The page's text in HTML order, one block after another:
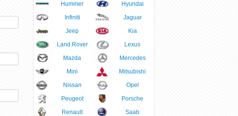
Hummer
Hyundai
Infiniti
Jaguar
Jeep
Kia
Land Rover
Lexus
Mazda
Mercedes
Mini
Mitsubishi
Nissan
Opel
Peugeot
Porsche
Renault
Saab